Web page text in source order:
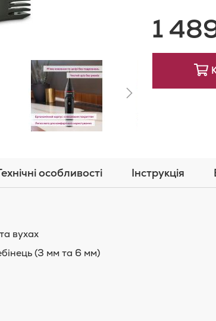
Списку
1
вухах
(3 мм та 6 мм)
особливості Інструкція